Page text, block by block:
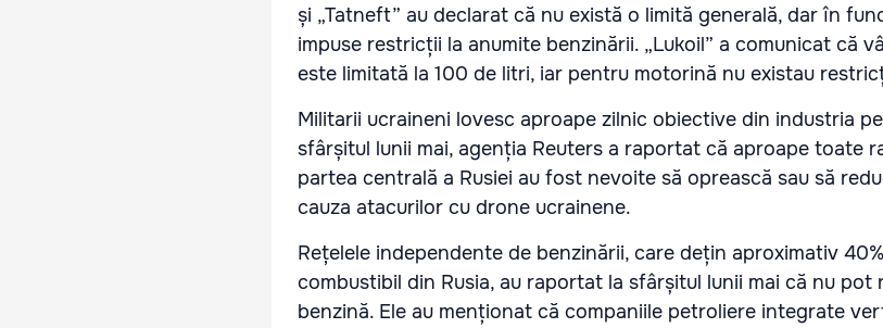
și „Tatneft” au declarat că nu există o limită generală, dar în
impuse restricții la anumite benzinării. „Lukoil” a comunicat că
este limitată la 100 de litri, iar pentru motorină nu existau
Militarii ucraineni lovesc aproape zilnic obiective din industria
sfârșitul lunii mai, agenția Reuters a raportat că aproape toate
partea centrală a Rusiei au fost nevoite să oprească sau să
cauza atacurilor cu drone ucrainene.
Rețelele independente de benzinării, care dețin aproximativ
combustibil din Rusia, au raportat la sfârșitul lunii mai că nu pot
benzină. Ele au menționat că companiile petroliere integrate